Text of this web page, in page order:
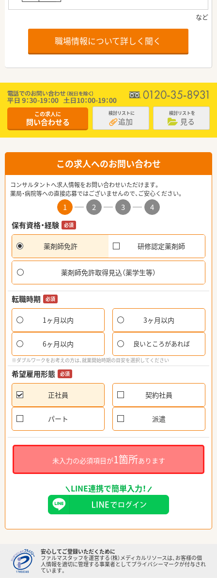
職場情報について詳しく聞く
この求人に
問い合わせる
検討リストに
追加
検討リストを
見る
この求人へのお問い合わせ
コンサルタントへ求人情報をお問い合わせいただけます。
薬局・病院等への直接応募ではございませんので、ご安心ください。
1 2 3
4
保有資格・経験
必須
薬剤師免許 研修認定薬剤師
薬剤師免許取得見込（薬学生等）
転職時期 必須
1ヶ月以内 3ヶ月以内
6ヶ月以内 良いところがあれば
※ダブルワークをお考えの方は、就業開始時期の目安を選択してください
希望雇用形態 必須
正社員 契約社員
パート 派遣
未入力の必須項目が1箇所あります
LINE連携で簡単入力！
安心してご登録いただくために
ファルマスタッフを運営する（株）メディカルリソースは、お客様の個
人情報を適切に管理する事業者としてプライバシーマークが付与され
ています。